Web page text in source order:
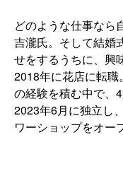
どのような仕事なら
吉瀧氏。そして結婚
せをするうちに、興
2018年に花店に転
の経験を積む中で、
2023年6月に独立し
ワーショップをオー